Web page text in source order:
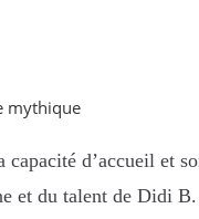
mythique
capacité d’accueil et
et du talent de Didi